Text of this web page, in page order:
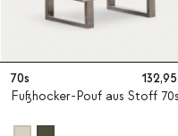
70s
132,95
Fußhocker-Pouf aus Stoff 70s